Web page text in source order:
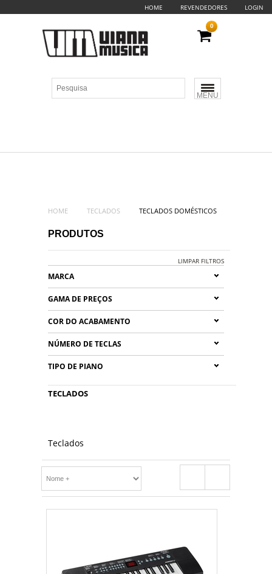
HOME REVENDEDORES LOGIN
MENU
0
HOME TECLADOS TECLADOS DOMÉSTICOS
PRODUTOS
LIMPAR FILTROS
MARCA
GAMA DE PREÇOS
COR DO ACABAMENTO
NÚMERO DE TECLAS
TIPO DE PIANO
TECLADOS
Teclados